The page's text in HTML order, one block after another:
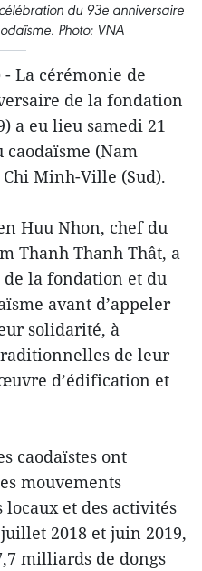
du 93e anniversaire
Photo: VNA
La cérémonie de
de la fondation
a eu lieu samedi 21
caodaïsme (Nam
Minh-Ville (Sud).
Huu Nhon, chef du
Thanh Thanh Thât, a
de la fondation et du
avant d’appeler
solidarité, à
de leur
d’édification et
caodaïstes ont
mouvements
et des activités
2018 et juin 2019,
milliards de dongs